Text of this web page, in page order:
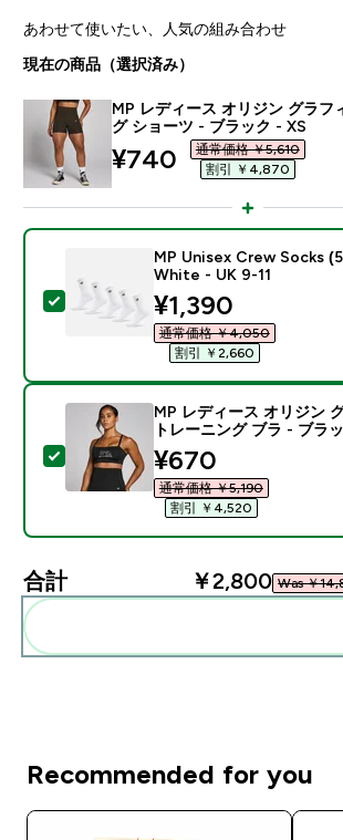
あわせて使いたい、人気の組み合わせ
現在の商品（選択済み）
MP レディース オリジン グラフ
グ ショーツ - ブラック - XS
discounted price
¥740‎
通常価格 ￥5,610‎
割引 ￥4,870‎
この商品を選択 - MP Unisex
MP Unisex Crew Socks
White - UK 9-11
discounted price
¥1,390‎
通常価格 ￥4,050‎
割引 ￥2,660‎
この商品を選択 - MP レディース
MP レディース オリジン
トレーニング ブラ - ブラ
discounted price
¥670‎
通常価格 ￥5,190‎
割引 ￥4,520‎
合計 ￥2,800‎ Was ￥
Recommended for you